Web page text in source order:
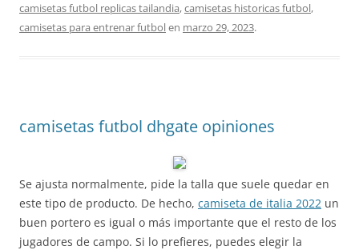
camisetas futbol replicas tailandia,camisetas historicas futbol,
camisetas para entrenar futbolen marzo 29, 2023.
camisetas futbol dhgate opiniones
Se ajusta normalmente, pide la talla que suele quedar en
este tipo de producto. De hecho, camiseta de italia 2022 un
buen portero es igual o más importante que el resto de los
jugadores de campo. Si lo prefieres, puedes elegir la